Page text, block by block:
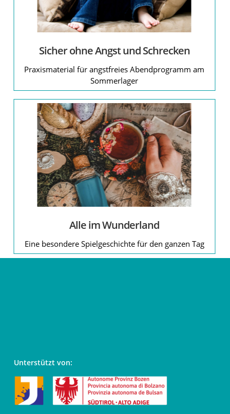
Sicher ohne Angst und Schrecken
Praxismaterial für angstfreies Abendprogramm am
Sommerlager
Alle im Wunderland
Eine besondere Spielgeschichte für den ganzen Tag
Unterstützt von: